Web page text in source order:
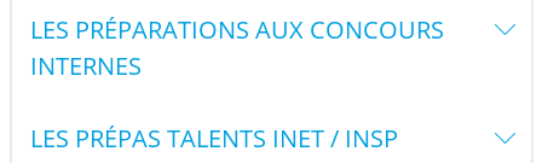
LES PRÉPARATIONS AUX CONCOURS
INTERNES
LES PRÉPAS TALENTS INET / INSP